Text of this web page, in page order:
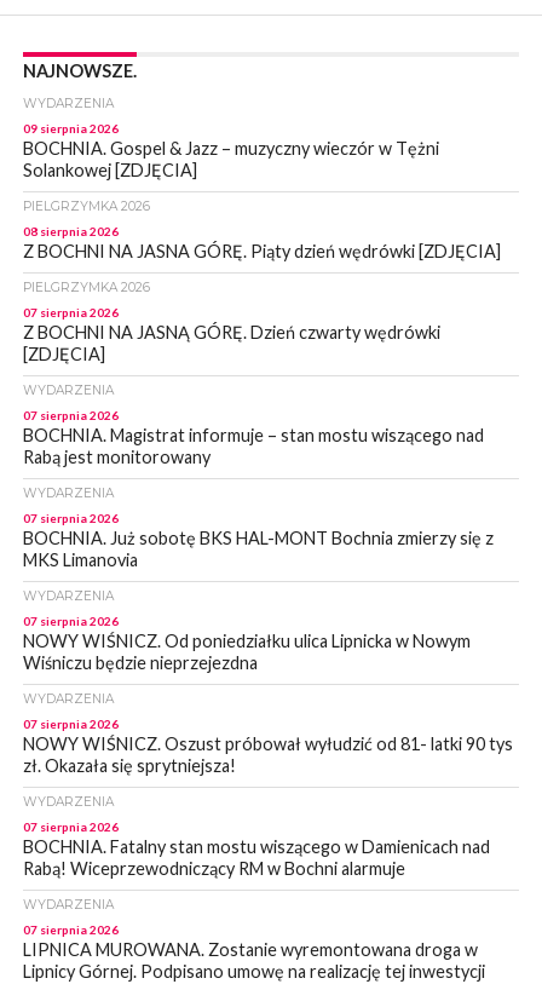
NAJNOWSZE.
WYDARZENIA
09 sierpnia 2026
BOCHNIA. Gospel & Jazz – muzyczny wieczór w Tężni
Solankowej [ZDJĘCIA]
PIELGRZYMKA 2026
08 sierpnia 2026
Z BOCHNI NA JASNA GÓRĘ. Piąty dzień wędrówki [ZDJĘCIA]
PIELGRZYMKA 2026
07 sierpnia 2026
Z BOCHNI NA JASNĄ GÓRĘ. Dzień czwarty wędrówki
[ZDJĘCIA]
WYDARZENIA
07 sierpnia 2026
BOCHNIA. Magistrat informuje – stan mostu wiszącego nad
Rabą jest monitorowany
WYDARZENIA
07 sierpnia 2026
BOCHNIA. Już sobotę BKS HAL-MONT Bochnia zmierzy się z
MKS Limanovia
WYDARZENIA
07 sierpnia 2026
NOWY WIŚNICZ. Od poniedziałku ulica Lipnicka w Nowym
Wiśniczu będzie nieprzejezdna
WYDARZENIA
07 sierpnia 2026
NOWY WIŚNICZ. Oszust próbował wyłudzić od 81- latki 90 tys
zł. Okazała się sprytniejsza!
WYDARZENIA
07 sierpnia 2026
BOCHNIA. Fatalny stan mostu wiszącego w Damienicach nad
Rabą! Wiceprzewodniczący RM w Bochni alarmuje
WYDARZENIA
07 sierpnia 2026
LIPNICA MUROWANA. Zostanie wyremontowana droga w
Lipnicy Górnej. Podpisano umowę na realizację tej inwestycji